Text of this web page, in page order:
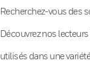
Recherchez-vous des
Découvrez nos
utilisés dans une